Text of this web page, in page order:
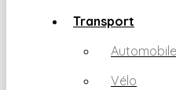
Transport
Automobile
Vélo